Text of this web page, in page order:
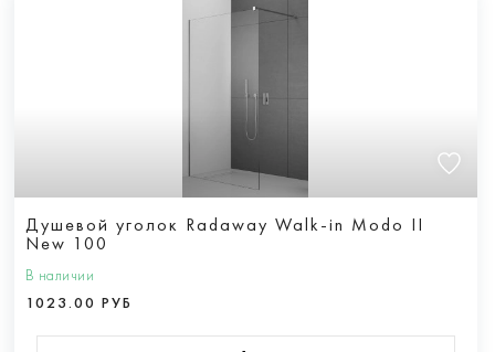
Душевой уголок Radaway Walk-in Modo II
New 100
В наличии
1023.00 РУБ